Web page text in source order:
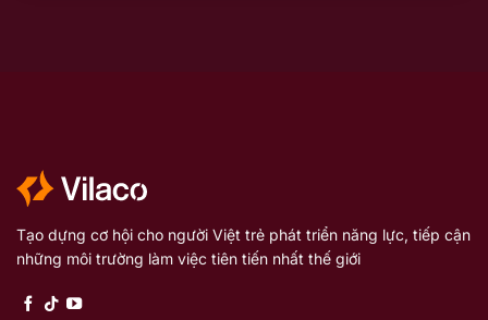
Tạo dựng cơ hội cho người Việt trẻ phát triển năng lực, tiếp cận
những môi trường làm việc tiên tiến nhất thế giới